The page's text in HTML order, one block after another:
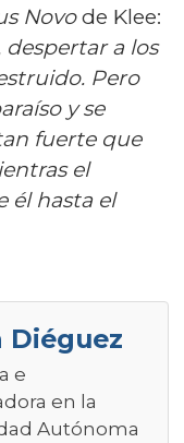
Novode Klee:
despertar a los
Pero
y se
fuerte que
el
él hasta el
Diéguez
e
en la
Autónoma